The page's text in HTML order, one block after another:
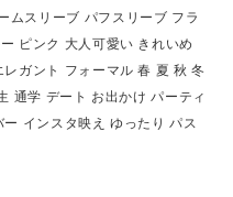
ムスリーブ パフスリーブ フラ
ピンク 大人可愛い きれいめ
ガント フォーマル 春 夏 秋 冬
通学 デート お出かけ パーティ
インスタ映え ゆったり パス